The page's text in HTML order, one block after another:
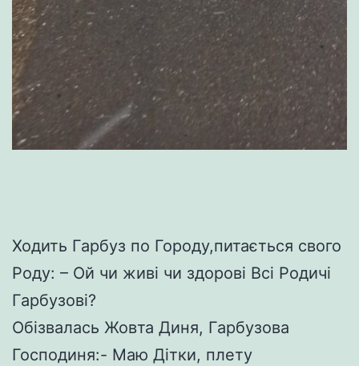
Ходить Гарбуз по Городу,питається свого
Роду: – Ой чи живі чи здорові Всі Родичі
Гарбузові?
Обізвалась Жовта Диня, Гарбузова
Господиня:- Маю Дітки, плету